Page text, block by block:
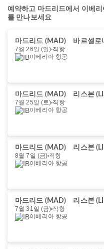
예약하고 마드리드에서 이베
를 만나보세요
마드리드 (MAD)
바르셀로
7월 26일 (일) 직항
이베리아 항공
마드리드 (MAD)
리스본
7월 25일 (토) 직항
이베리아 항공
마드리드 (MAD)
리스본
8월 7일 (금) 직항
이베리아 항공
마드리드 (MAD)
리스본
7월 31일 (금) 직항
이베리아 항공